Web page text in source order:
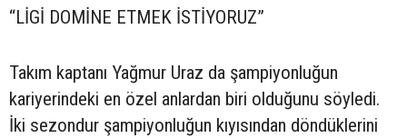
“LİGİ DOMİNE ETMEK İSTİYORUZ”
Takım kaptanı Yağmur Uraz da şampiyonluğun
kariyerindeki en özel anlardan biri olduğunu söyledi.
İki sezondur şampiyonluğun kıyısından döndüklerini